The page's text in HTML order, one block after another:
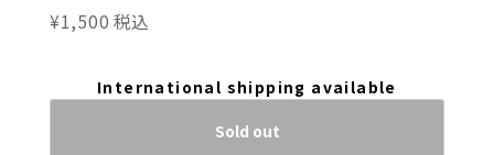
¥1,500 税込
International shipping available
Sold out